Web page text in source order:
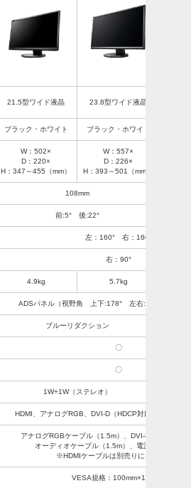
21.5型ワイド液晶 23.8型ワイド液晶
ブラック・ホワイト ブラック・ホワイト
W：502×
D：220×
H：347～455（mm）
W：557×
D：226×
H：393～501（mm）
108mm
前:5° 後:22°
左：160° 右：160°
右：90°
4.9kg 5.7kg
ADSパネル（視野角 上下:178° 左右:178°）／非光
ブルーリダクション
〇
〇
1W+1W（ステレオ）
HDMI、アナログRGB、DVI-D（HDCP対応）、イヤホ
アナログRGBケーブル（1.5m）、DVI-Dケーブル（
オーディオケーブル（1.5m）、電源コード（
※HDMIケーブルは別売りになります。
VESA規格：100mm×100mm